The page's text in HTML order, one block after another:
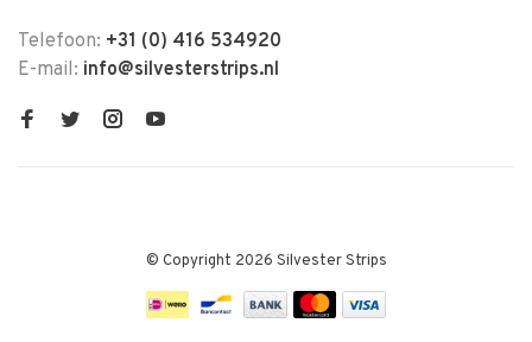
Telefoon: +31 (0) 416 534920
E-mail: info@silvesterstrips.nl
© Copyright 2026 Silvester Strips